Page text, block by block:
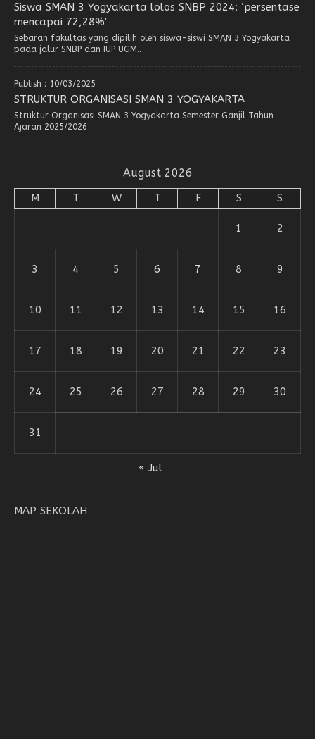
Siswa SMAN 3 Yogyakarta lolos SNBP 2024: ‘persentase
mencapai 72,28%’
Sebaran fakultas yang dipilih oleh siswa-siswi SMAN 3 Yogyakarta
pada jalur SNBP dan IUP UGM..
Publish : 10/03/2025
STRUKTUR ORGANISASI SMAN 3 YOGYAKARTA
Struktur Organisasi SMAN 3 Yogyakarta Semester Ganjil Tahun
Ajaran 2025/2026
August 2026
M T W T F S S
1 2
3 4 5 6 7 8 9
10 11 12 13 14 15 16
17 18 19 20 21 22 23
24 25 26 27 28 29 30
31
« Jul
MAP SEKOLAH